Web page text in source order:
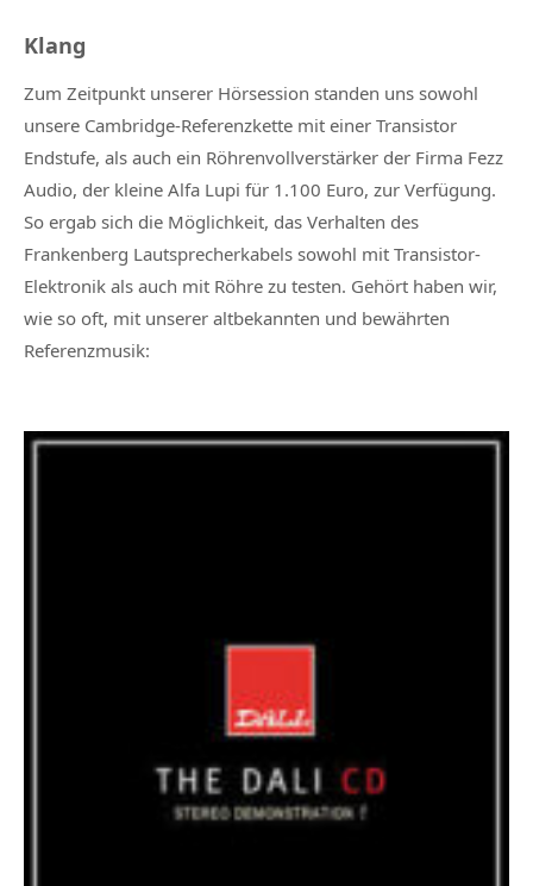
Klang
Zum Zeitpunkt unserer Hörsession standen uns sowohl
unsere Cambridge-Referenzkette mit einer Transistor
Endstufe, als auch ein Röhrenvollverstärker der Firma Fezz
Audio, der kleine Alfa Lupi für 1.100 Euro, zur Verfügung.
So ergab sich die Möglichkeit, das Verhalten des
Frankenberg Lautsprecherkabels sowohl mit Transistor-
Elektronik als auch mit Röhre zu testen. Gehört haben wir,
wie so oft, mit unserer altbekannten und bewährten
Referenzmusik: